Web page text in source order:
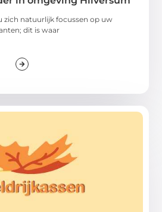
zich natuurlijk focussen op uw
dit is waar